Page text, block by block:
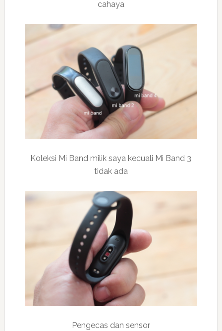
cahaya
Koleksi Mi Band milik saya kecuali Mi Band 3
tidak ada
Pengecas dan sensor